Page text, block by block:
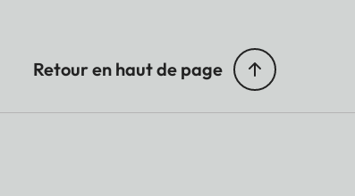
Retour en haut de page